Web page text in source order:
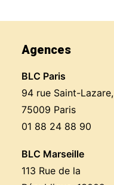
Agences
BLC Paris
94 rue Saint-Lazare,
75009 Paris
01 88 24 88 90
BLC Marseille
113 Rue de la